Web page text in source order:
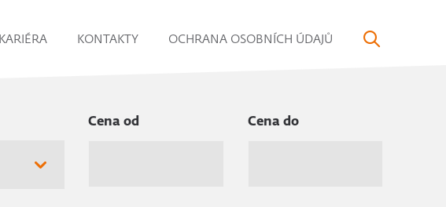
KARIÉRA KONTAKTY OCHRANA OSOBNÍCH ÚDAJŮ
Cena od Cena do